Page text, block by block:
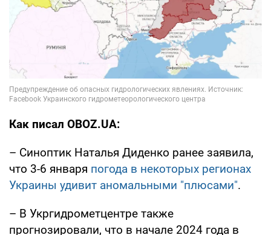
Как писал OBOZ.UA:
– Синоптик Наталья Диденко ранее заявила,
что 3-6 января погода в некоторых регионах
Украины удивит аномальными "плюсами".
– В Укргидрометцентре также
прогнозировали, что в начале 2024 года в